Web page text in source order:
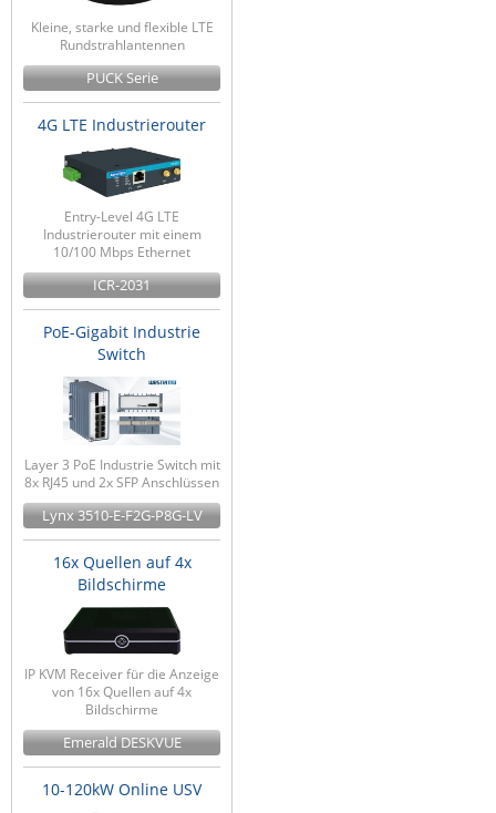
Kleine, starke und flexible LTE
Rundstrahlantennen
PUCK Serie
4G LTE Industrierouter
Entry-Level 4G LTE
Industrierouter mit einem
10/100 Mbps Ethernet
ICR-2031
PoE-Gigabit Industrie
Switch
Layer 3 PoE Industrie Switch mit
8x RJ45 und 2x SFP Anschlüssen
Lynx 3510-E-F2G-P8G-LV
16x Quellen auf 4x
Bildschirme
IP KVM Receiver für die Anzeige
von 16x Quellen auf 4x
Bildschirme
Emerald DESKVUE
10-120kW Online USV